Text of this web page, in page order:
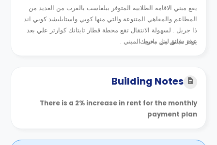
يقع مبني الاقامة الطلابية المتوفر ببلفاست بالقرب من العديد من
المطاعم والمقاهي المتنوعة والتي منها كوبي واستابليشد كوبي اند
ذا جريل . لسهولة الانتقال تقع محطة قطار تايتانك كوارتر علي بعد
عدة دقائق من محيط المبني .
يوفر مبني ليتل باتريك...
Building Notes
There is a 2% increase in rent for the monthly
payment plan